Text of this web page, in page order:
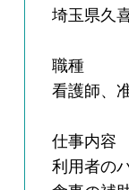
埼玉県久
職種
看護師、
仕事内容
利用者の